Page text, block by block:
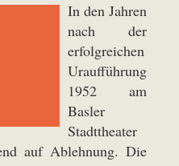
In den Jahren
nach der
erfolgreichen
Uraufführung
1952 am
Basler
Stadttheater
auf Ablehnung. Die